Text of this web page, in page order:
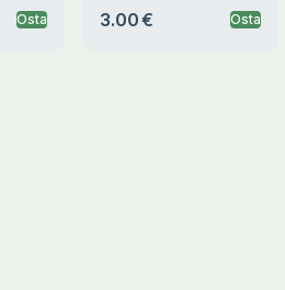
Osta 3.00 € Osta